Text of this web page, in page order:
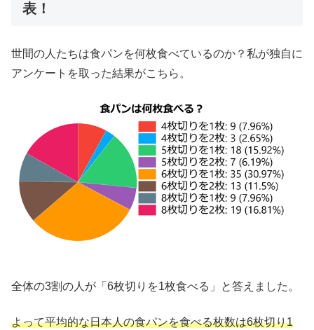
表！
世間の人たちは食パンを何枚食べているのか？私が独自に
アンケートを取った結果がこちら。
全体の3割の人が「6枚切りを1枚食べる」と答えました。
よって平均的な日本人の食パンを食べる枚数は6枚切り1